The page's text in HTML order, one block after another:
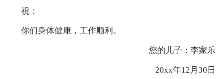
祝：
你们身体健康，工作顺利。
您的儿子：李家乐
20xx年12月30日